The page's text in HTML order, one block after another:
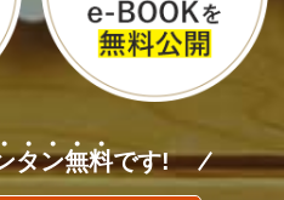
タン無料です!